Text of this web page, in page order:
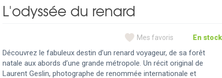
L'odyssée du renard
Mes favoris En stock
Découvrez le fabuleux destin d’un renard voyageur, de sa forêt
natale aux abords d’une grande métropole. Un récit original de
Laurent Geslin, photographe de renommée internationale et